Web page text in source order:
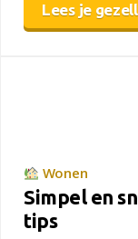
Lees je
Wonen
Simpel en
tips